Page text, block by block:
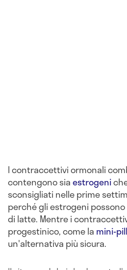
I contraccettivi ormonali
contengono siaestrogeni
sconsigliati nelle prime
perché gli estrogeni
di latte. Mentre i
progestinico, come la mini-
un'alternativa più sicura.